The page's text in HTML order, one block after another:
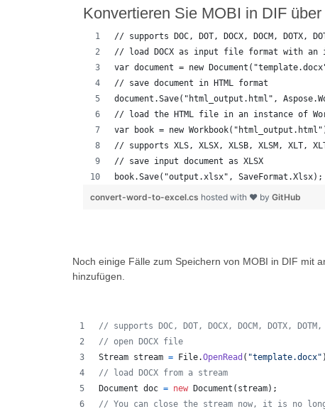
Konvertieren Sie MOBI in DIF
// supports DOC, DOT, DOCX, DOCM, DOTX,
// load DOCX as input file format with an
var document = new
// save document in HTML format
document.Save("html_output.html",
// load the HTML file in an instance of
var book = new
// supports XLS, XLSX, XLSB, XLSM, XLT,
// save input document as XLSX
book.Save("output.xlsx", SaveFormat.Xlsx);
convert-word-to-excel.cs hosted with ❤ by GitHub
Noch einige Fälle zum Speichern von MOBI in DIF mit
hinzufügen.
// supports DOC, DOT, DOCX, DOCM, DOTX,
// open DOCX file
Stream stream = File.OpenRead ( "template.docx" )
// load DOCX from a stream
Document doc = new Document ( stream) ;
// You can close the stream now, it is no